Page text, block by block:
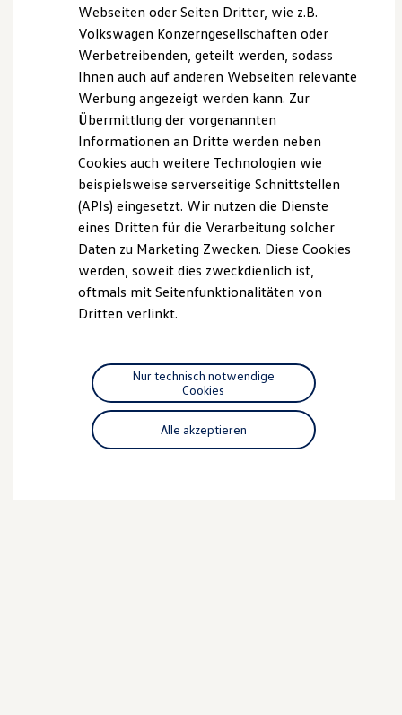
Volkswagen Kollektion
R-Kollektion
GTI Kollektion
Fußball Drop
we drive football
#wedriveproud
Besitzer und Service
myVolkswagen
Software Updates
Service und Ersatzteile
Inspektion und HU/AU
Reparaturen und Checks
Motorenöl und Flüssigkeiten
Räder und Reifen
Pannen- und Unfallhilfe
Economy Service
Volkswagen Teile
Zubehör
Modellspezifisches Zubehör
Individualisieren
Wallbox und Ladekabel
Digitale Extras
Dienste für Ihr Modell finden
Volkswagen Apps, Login und Shop
Handy und Fahrzeug verbinden
Webseiten oder Seiten Dritter, wie z.B.
Volkswagen Konzerngesellschaften oder
Werbetreibenden, geteilt werden, sodass
Ihnen auch auf anderen Webseiten relevante
Werbung angezeigt werden kann. Zur
Übermittlung der vorgenannten
Informationen an Dritte werden neben
Cookies auch weitere Technologien wie
beispielsweise serverseitige Schnittstellen
(APIs) eingesetzt. Wir nutzen die Dienste
eines Dritten für die Verarbeitung solcher
Daten zu Marketing Zwecken. Diese Cookies
werden, soweit dies zweckdienlich ist,
oftmals mit Seitenfunktionalitäten von
Dritten verlinkt.
Alle akzeptieren
Nur technisch notwendige
Cookies